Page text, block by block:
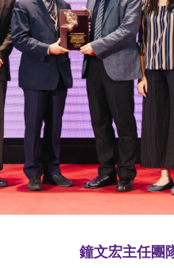
鐘文宏主任團
致命的免疫性疾病。根據「財團